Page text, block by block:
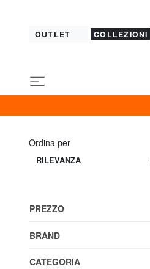
OUTLET COLLEZIONI
Ordina per
RILEVANZA
PREZZO
BRAND
CATEGORIA